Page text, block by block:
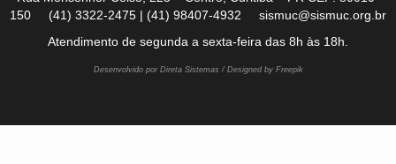
150 (41) 3322-2475 | (41) 98407-4932 sismuc@sismuc.org.br
Atendimento de segunda a sexta-feira das 8h às 18h.
Desenvolvido por Direta Sistemas / Designed by Freepik